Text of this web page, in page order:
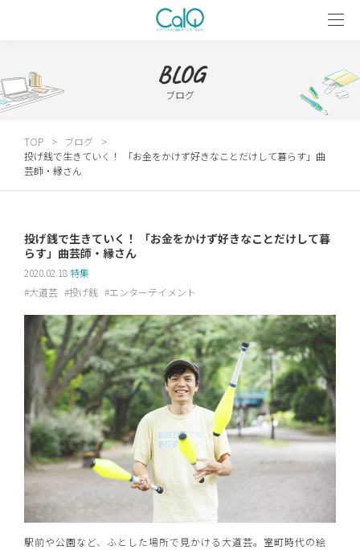
BLOG
ブログ
TOP
ブログ
投げ銭で生きていく！ 「お金をかけず好きなことだけして暮らす」曲
芸師・縁さん
投げ銭で生きていく！ 「お金をかけず好きなことだけして暮
らす」曲芸師・縁さん
2020.02.18特集
大道芸
投げ銭 エンターテイメント
駅前や公園など、ふとした場所で見かける大道芸。室町時代の絵